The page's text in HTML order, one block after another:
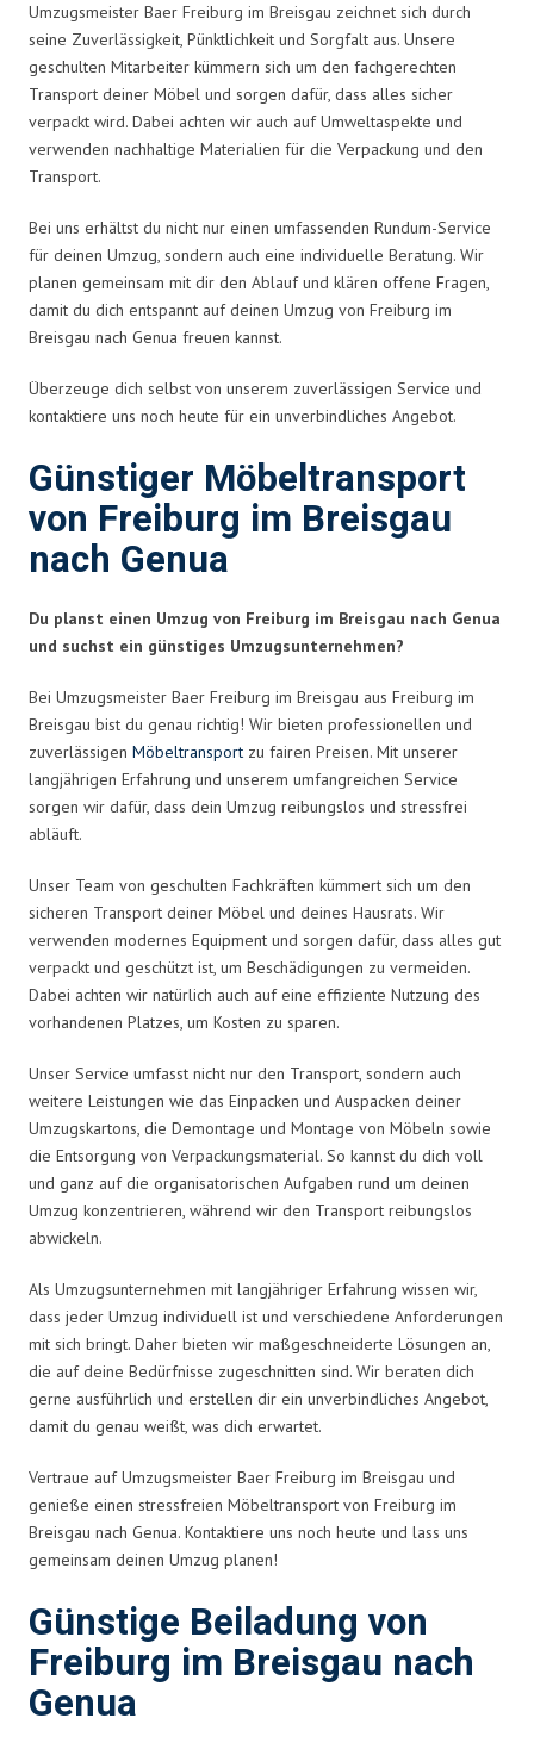
Umzugsmeister Baer Freiburg im Breisgau zeichnet sich durch
seine Zuverlässigkeit, Pünktlichkeit und Sorgfalt aus. Unsere
geschulten Mitarbeiter kümmern sich um den fachgerechten
Transport deiner Möbel und sorgen dafür, dass alles sicher
verpackt wird. Dabei achten wir auch auf Umweltaspekte und
verwenden nachhaltige Materialien für die Verpackung und den
Transport.
Bei uns erhältst du nicht nur einen umfassenden Rundum-Service
für deinen Umzug, sondern auch eine individuelle Beratung. Wir
planen gemeinsam mit dir den Ablauf und klären offene Fragen,
damit du dich entspannt auf deinen Umzug von Freiburg im
Breisgau nach Genua freuen kannst.
Überzeuge dich selbst von unserem zuverlässigen Service und
kontaktiere uns noch heute für ein unverbindliches Angebot.
Günstiger Möbeltransport
von Freiburg im Breisgau
nach Genua
Du planst einen Umzug von Freiburg im Breisgau nach Genua
und suchst ein günstiges Umzugsunternehmen?
Bei Umzugsmeister Baer Freiburg im Breisgau aus Freiburg im
Breisgau bist du genau richtig! Wir bieten professionellen und
zuverlässigen Möbeltransport zu fairen Preisen. Mit unserer
langjährigen Erfahrung und unserem umfangreichen Service
sorgen wir dafür, dass dein Umzug reibungslos und stressfrei
abläuft.
Unser Team von geschulten Fachkräften kümmert sich um den
sicheren Transport deiner Möbel und deines Hausrats. Wir
verwenden modernes Equipment und sorgen dafür, dass alles gut
verpackt und geschützt ist, um Beschädigungen zu vermeiden.
Dabei achten wir natürlich auch auf eine effiziente Nutzung des
vorhandenen Platzes, um Kosten zu sparen.
Unser Service umfasst nicht nur den Transport, sondern auch
weitere Leistungen wie das Einpacken und Auspacken deiner
Umzugskartons, die Demontage und Montage von Möbeln sowie
die Entsorgung von Verpackungsmaterial. So kannst du dich voll
und ganz auf die organisatorischen Aufgaben rund um deinen
Umzug konzentrieren, während wir den Transport reibungslos
abwickeln.
Als Umzugsunternehmen mit langjähriger Erfahrung wissen wir,
dass jeder Umzug individuell ist und verschiedene Anforderungen
mit sich bringt. Daher bieten wir maßgeschneiderte Lösungen an,
die auf deine Bedürfnisse zugeschnitten sind. Wir beraten dich
gerne ausführlich und erstellen dir ein unverbindliches Angebot,
damit du genau weißt, was dich erwartet.
Vertraue auf Umzugsmeister Baer Freiburg im Breisgau und
genieße einen stressfreien Möbeltransport von Freiburg im
Breisgau nach Genua. Kontaktiere uns noch heute und lass uns
gemeinsam deinen Umzug planen!
Günstige Beiladung von
Freiburg im Breisgau nach
Genua